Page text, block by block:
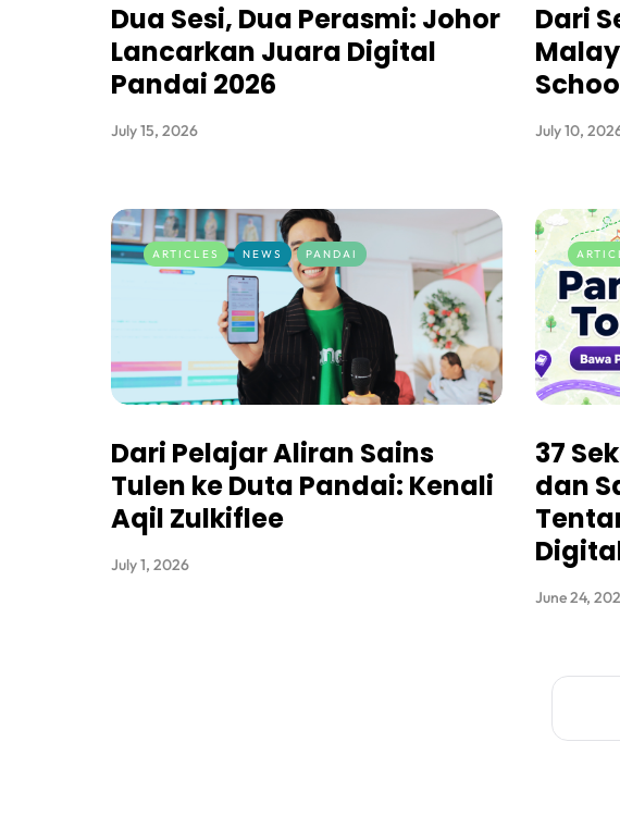
Dua Sesi, Dua Perasmi: Johor
Lancarkan Juara Digital
Pandai 2026
July 15, 2026
Dari
July 10,
ARTICLES NEWS PANDAI
Dari Pelajar Aliran Sains
Tulen ke Duta Pandai: Kenali
Aqil Zulkiflee
July 1, 2026
37
dan
June 24,